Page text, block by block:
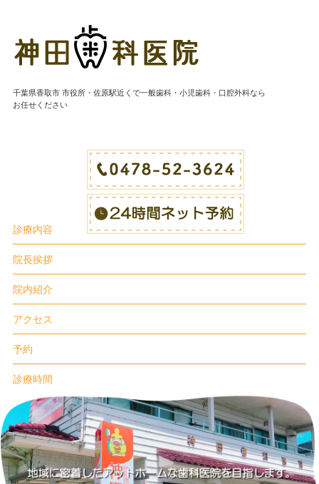
千葉県香取市 市役所・佐原駅近くで一般歯科・小児歯科・口腔外科なら
お任せください
診療内容
院長挨拶
院内紹介
アクセス
予約
診療時間